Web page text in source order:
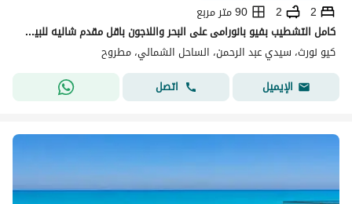
2
2
90 متر مربع
كامل التشطيب بفيو بانورامى على البحر واللاجون باقل مقدم شاليه للبيع فى كيو نورث _ Q north فى قلب سيدى عبد الرحمن بجوار مراسى ولافيستا كاسكادا
كيو نورث، سيدي عبد الرحمن، الساحل الشمالي، مطروح
الإيميل
اتصل